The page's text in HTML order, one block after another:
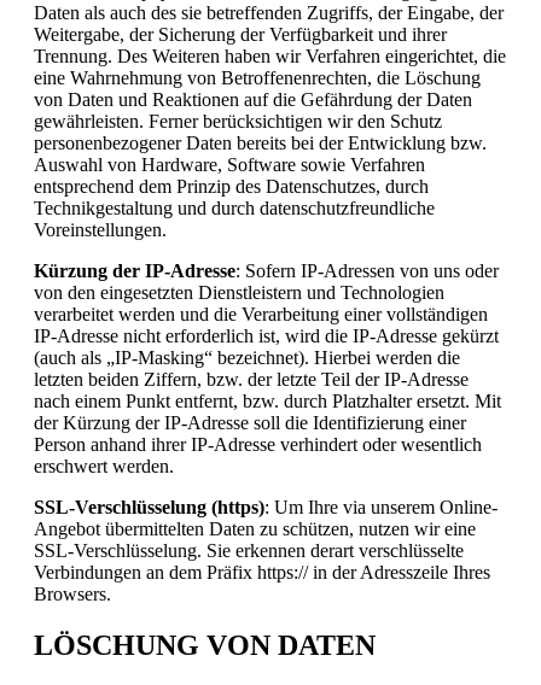
Daten als auch des sie betreffenden Zugriffs, der Eingabe, der
Weitergabe, der Sicherung der Verfügbarkeit und ihrer
Trennung. Des Weiteren haben wir Verfahren eingerichtet, die
eine Wahrnehmung von Betroffenenrechten, die Löschung
von Daten und Reaktionen auf die Gefährdung der Daten
gewährleisten. Ferner berücksichtigen wir den Schutz
personenbezogener Daten bereits bei der Entwicklung bzw.
Auswahl von Hardware, Software sowie Verfahren
entsprechend dem Prinzip des Datenschutzes, durch
Technikgestaltung und durch datenschutzfreundliche
Voreinstellungen.
Kürzung der IP-Adresse: Sofern IP-Adressen von uns oder
von den eingesetzten Dienstleistern und Technologien
verarbeitet werden und die Verarbeitung einer vollständigen
IP-Adresse nicht erforderlich ist, wird die IP-Adresse gekürzt
(auch als „IP-Masking“ bezeichnet). Hierbei werden die
letzten beiden Ziffern, bzw. der letzte Teil der IP-Adresse
nach einem Punkt entfernt, bzw. durch Platzhalter ersetzt. Mit
der Kürzung der IP-Adresse soll die Identifizierung einer
Person anhand ihrer IP-Adresse verhindert oder wesentlich
erschwert werden.
SSL-Verschlüsselung (https): Um Ihre via unserem Online-
Angebot übermittelten Daten zu schützen, nutzen wir eine
SSL-Verschlüsselung. Sie erkennen derart verschlüsselte
Verbindungen an dem Präfix https:// in der Adresszeile Ihres
Browsers.
LÖSCHUNG VON DATEN